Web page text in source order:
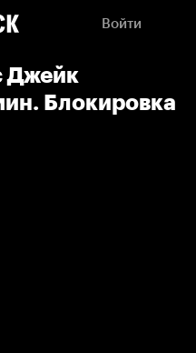
Войти
Джейк
Блокировка